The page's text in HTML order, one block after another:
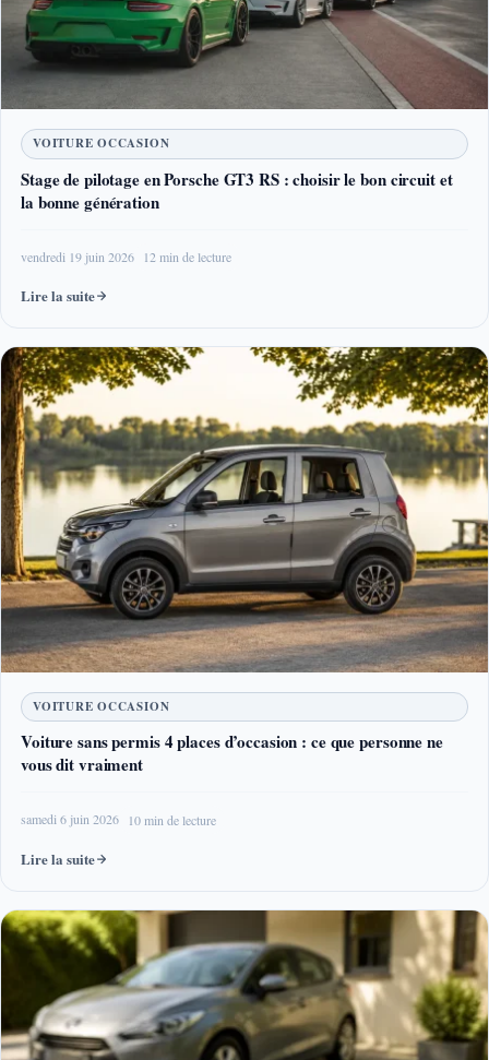
VOITURE OCCASION
Stage de pilotage en Porsche GT3 RS : choisir le bon circuit et
la bonne génération
vendredi 19 juin 2026 12 min de lecture
Lire la suite
VOITURE OCCASION
Voiture sans permis 4 places d’occasion : ce que personne ne
vous dit vraiment
samedi 6 juin 2026 10 min de lecture
Lire la suite